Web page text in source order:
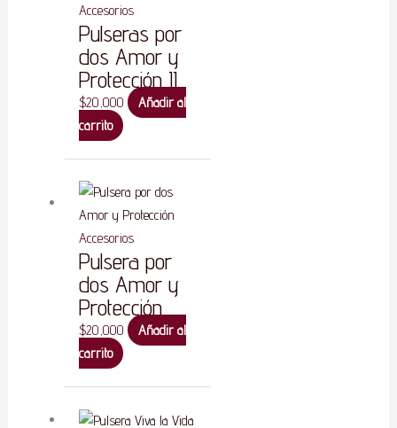
Accesorios
Pulseras por
dos Amor y
Protección II
$20,000
Añadir al
carrito
Accesorios
Pulsera por
dos Amor y
Protección
$20,000
Añadir al
carrito